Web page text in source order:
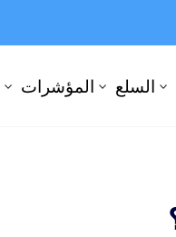
المؤشرات السلع